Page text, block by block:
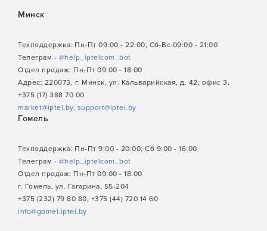
Минск
Техподдержка: Пн-Пт 09:00 - 22:00; Сб-Вс 09:00 - 21:00
Телеграм - @help_iptelcom_bot
Отдел продаж: Пн-Пт 09:00 - 18:00
Адрес: 220073, г. Минск, ул. Кальварийская, д. 42, офис 3.
+375 (17) 388 70 00
market@iptel.by, support@iptel.by
Гомель
Техподдержка: Пн-Пт 9:00 - 20:00; Сб 9:00 - 16:00
Телеграм - @help_iptelcom_bot
Отдел продаж: Пн-Пт 09:00 - 18:00
г. Гомель, ул. Гагарина, 55-204
+375 (232) 79 80 80, +375 (44) 720 14 60
info@gomel.iptel.by